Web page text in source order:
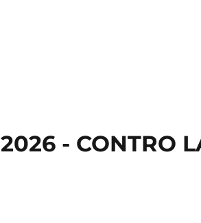
- CONTRO